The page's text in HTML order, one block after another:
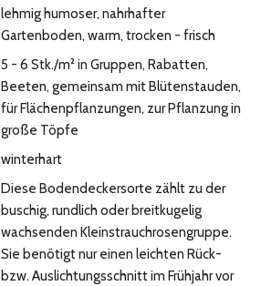
lehmig humoser, nahrhafter
Gartenboden, warm, trocken - frisch
5 - 6 Stk./m² in Gruppen, Rabatten,
Beeten, gemeinsam mit Blütenstauden,
für Flächenpflanzungen, zur Pflanzung in
große Töpfe
winterhart
Diese Bodendeckersorte zählt zu der
buschig, rundlich oder breitkugelig
wachsenden Kleinstrauchrosengruppe.
Sie benötigt nur einen leichten Rück-
bzw. Auslichtungsschnitt im Frühjahr vor